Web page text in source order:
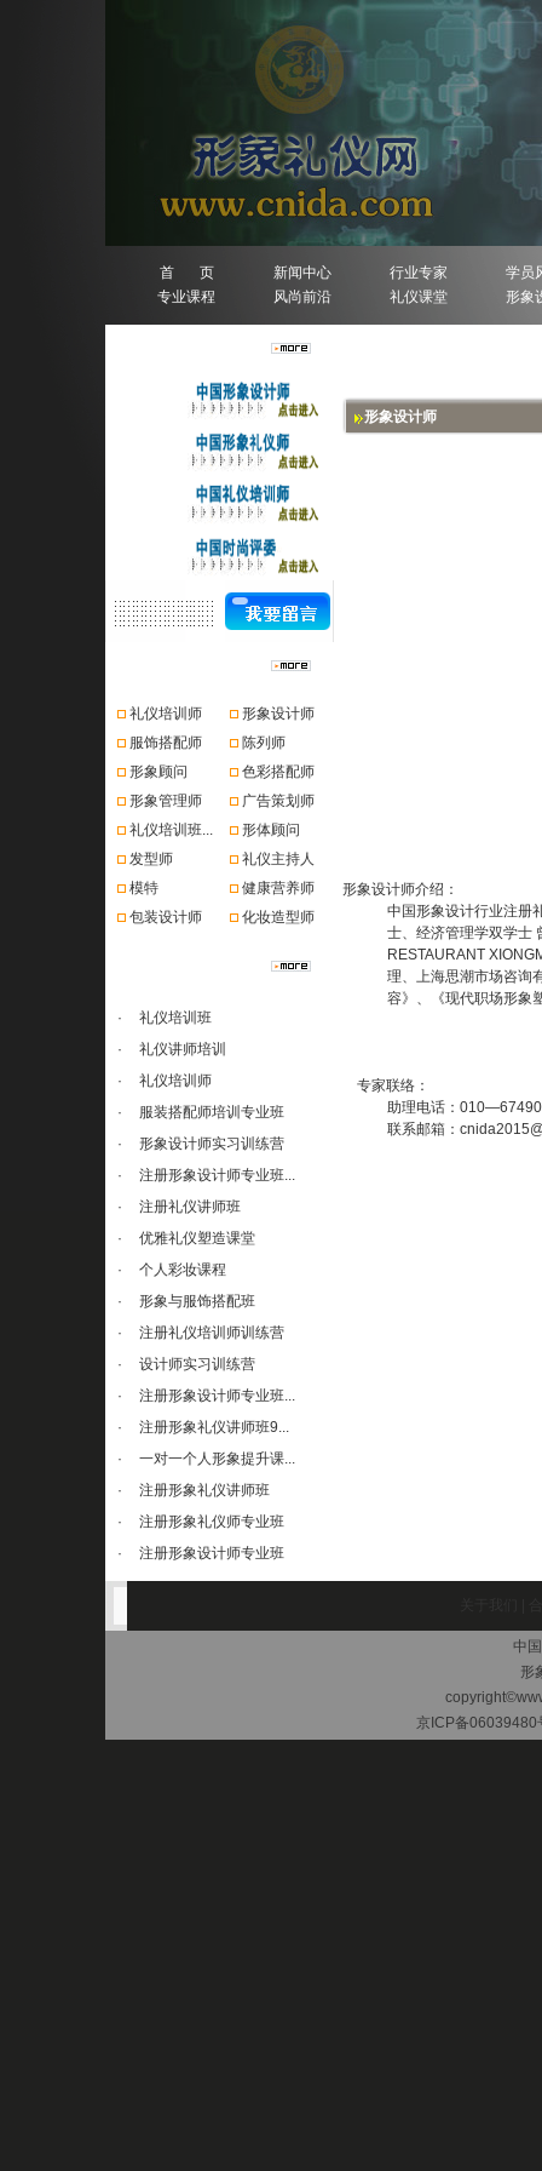
首 页 新闻中心 行业专家
学员
专业课程
风尚前沿 礼仪课堂 形象
礼仪培训师
形象设计师
服饰搭配师
陈列师
形象顾问
色彩搭配师
形象管理师
广告策划师
礼仪培训班...
形体顾问
发型师
礼仪主持人
模特
健康营养师
包装设计师
化妆造型师
·
礼仪培训班
·
礼仪讲师培训
·
礼仪培训师
·
服装搭配师培训专业班
·
形象设计师实习训练营
·
注册形象设计师专业班...
·
注册礼仪讲师班
·
优雅礼仪塑造课堂
·
个人彩妆课程
·
形象与服饰搭配班
·
注册礼仪培训师训练营
·
设计师实习训练营
·
注册形象设计师专业班...
·
注册形象礼仪讲师班9...
·
一对一个人形象提升课...
·
注册形象礼仪讲师班
·
注册形象礼仪师专业班
·
注册形象设计师专业班
形象设计师
形象设计师介绍：
中国形象设计行业注册
士、经济管理学双学士
RESTAURANT
理、上海思潮市场咨询
容》、《现代职场形象
专家联络：
助理电话：
联系邮箱：
中
形
京ICP备06039480